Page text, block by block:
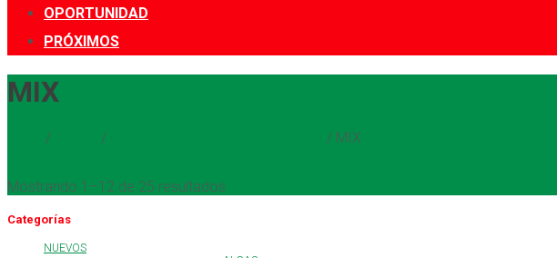
OPORTUNIDAD
PRÓXIMOS
MIX
/ / / MIX
Mostrando 1–12 de 25 resultados
Categorías
NUEVOS